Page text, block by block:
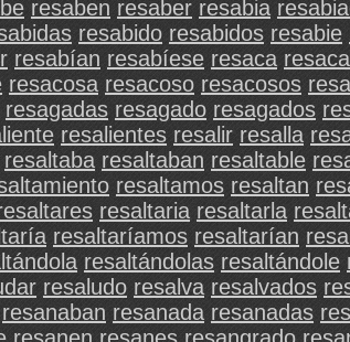
resaben resaber resabia
resabido resabidos resabie
resabían resabíese resaca
resacosa resacoso resacosos
resagadas resagado resagados
resalientes resalir resalla
resaltaba resaltaban resaltable
resaltamos resaltan
resaltaria resaltarla
resaltaríamos resaltarían
resaltándolas resaltándole
resaludo resalva resalvados
resanaban resanada resanadas